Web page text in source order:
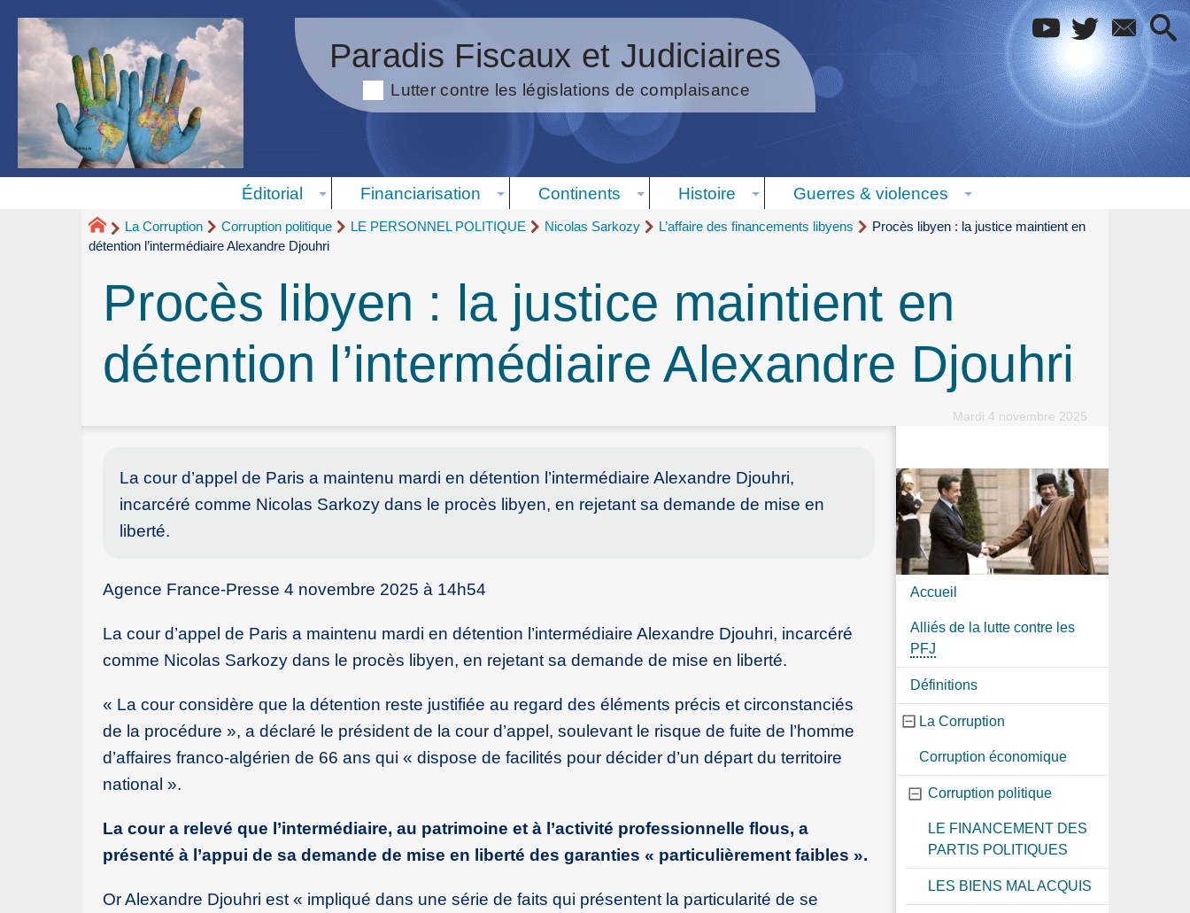
Paradis Fiscaux et Judiciaires
Lutter contre les législations de complaisance
Éditorial Financiarisation Continents Histoire Guerres & violences
La Corruption Corruption politique LE PERSONNEL POLITIQUE Nicolas Sarkozy L’affaire des financements libyens
Procès libyen : la justice maintient en
détention l’intermédiaire Alexandre Djouhri
Procès libyen : la justice maintient en
détention l’intermédiaire Alexandre Djouhri
Mardi 4 novembre 2025
La cour d’appel de Paris a maintenu mardi en détention l’intermédiaire Alexandre Djouhri,
incarcéré comme Nicolas Sarkozy dans le procès libyen, en rejetant sa demande de mise en
liberté.
Agence France-Presse 4 novembre 2025 à 14h54
La cour d’appel de Paris a maintenu mardi en détention l’intermédiaire Alexandre Djouhri, incarcéré
comme Nicolas Sarkozy dans le procès libyen, en rejetant sa demande de mise en liberté.
« La cour considère que la détention reste justifiée au regard des éléments précis et circonstanciés
de la procédure », a déclaré le président de la cour d’appel, soulevant le risque de fuite de l’homme
d’affaires franco-algérien de 66 ans qui « dispose de facilités pour décider d’un départ du territoire
national ».
La cour a relevé que l’intermédiaire, au patrimoine et à l’activité professionnelle flous, a
présenté à l’appui de sa demande de mise en liberté des garanties « particulièrement faibles ».
Or Alexandre Djouhri est « impliqué dans une série de faits qui présentent la particularité de se
Accueil
Alliés de la lutte contre les
PFJ
Définitions
La Corruption
Corruption économique
Corruption politique
LE FINANCEMENT DES
PARTIS POLITIQUES
LES BIENS MAL ACQUIS